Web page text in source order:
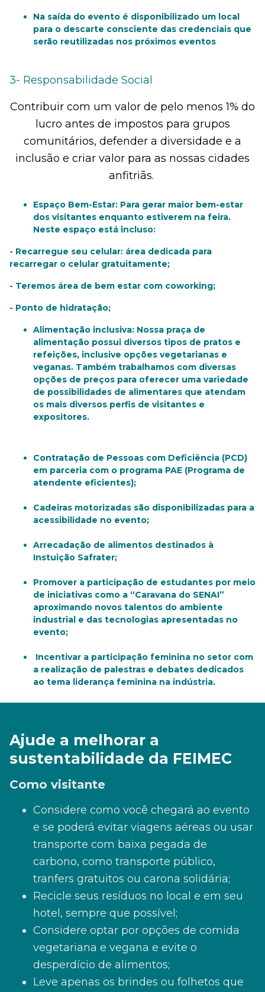
Na saída do evento é disponibilizado um local
para o descarte consciente das credenciais que
serão reutilizadas nos próximos eventos
3- Responsabilidade Social
Contribuir com um valor de pelo menos 1% do
lucro antes de impostos para grupos
comunitários, defender a diversidade e a
inclusão e criar valor para as nossas cidades
anfitriãs.
Espaço Bem-Estar: Para gerar maior bem-estar
dos visitantes enquanto estiverem na feira.
Neste espaço está incluso:
- Recarregue seu celular: área dedicada para
recarregar o celular gratuitamente;
- Teremos área de bem estar com coworking;
- Ponto de hidratação;
Alimentação inclusiva: Nossa praça de
alimentação possui diversos tipos de pratos e
refeições, inclusive opções vegetarianas e
veganas. Também trabalhamos com diversas
opções de preços para oferecer uma variedade
de possibilidades de alimentares que atendam
os mais diversos perfis de visitantes e
expositores.
Contratação de Pessoas com Deficiência (PCD)
em parceria com o programa PAE (Programa de
atendente eficientes);
Cadeiras motorizadas são disponibilizadas para a
acessibilidade no evento;
Arrecadação de alimentos destinados à
Instuição Safrater;
Promover a participação de estudantes por meio
de iniciativas como a “Caravana do SENAI”
aproximando novos talentos do ambiente
industrial e das tecnologias apresentadas no
evento;
Incentivar a participação feminina no setor com
a realização de palestras e debates dedicados
ao tema liderança feminina na indústria.
Ajude a melhorar a
sustentabilidade da FEIMEC
Como visitante
Considere como você chegará ao evento
e se poderá evitar viagens aéreas ou usar
transporte com baixa pegada de
carbono, como transporte público,
tranfers gratuitos ou carona solidária;
Recicle seus resíduos no local e em seu
hotel, sempre que possível;
Considere optar por opções de comida
vegetariana e vegana e evite o
desperdício de alimentos;
Leve apenas os brindes ou folhetos que